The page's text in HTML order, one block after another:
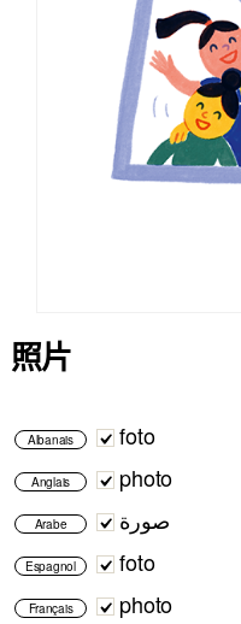
照片
Albanais foto
Anglais photo
Arabe صورة
Espagnol foto
Français photo